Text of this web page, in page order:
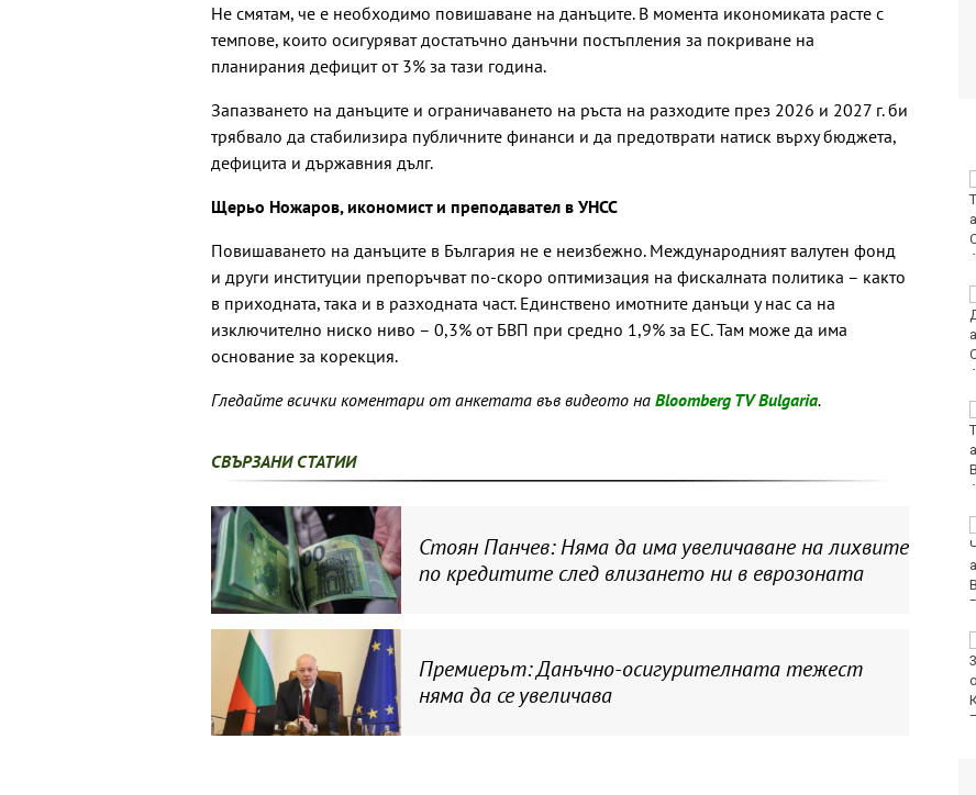
Не смятам, че е необходимо повишаване на данъците. В момента икономиката расте с
темпове, които осигуряват достатъчно данъчни постъпления за покриване на
планирания дефицит от 3% за тази година.
Запазването на данъците и ограничаването на ръста на разходите през 2026 и 2027 г. би
трябвало да стабилизира публичните финанси и да предотврати натиск върху бюджета,
дефицита и държавния дълг.
Щерьо Ножаров, икономист и преподавател в УНСС
Повишаването на данъците в България не е неизбежно. Международният валутен фонд
и други институции препоръчват по-скоро оптимизация на фискалната политика – както
в приходната, така и в разходната част. Единствено имотните данъци у нас са на
изключително ниско ниво – 0,3% от БВП при средно 1,9% за ЕС. Там може да има
основание за корекция.
Гледайте всички коментари от анкетата във видеото на Bloomberg TV Bulgaria.
СВЪРЗАНИ СТАТИИ
Стоян Панчев: Няма да има увеличаване на лихвите
по кредитите след влизането ни в еврозоната
Премиерът: Данъчно-осигурителната тежест
няма да се увеличава
докато търгува с държавата
Международният ден
на бирата
Варна е сред
блъсна и уби жена
заобикаля закона и